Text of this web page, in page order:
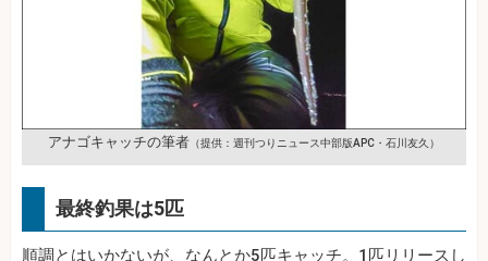
アナゴキャッチの筆者 （提供：週刊つりニュース中部版APC・石川友久）
最終釣果は5匹
順調とはいかないが、なんとか5匹キャッチ。1匹リリースし